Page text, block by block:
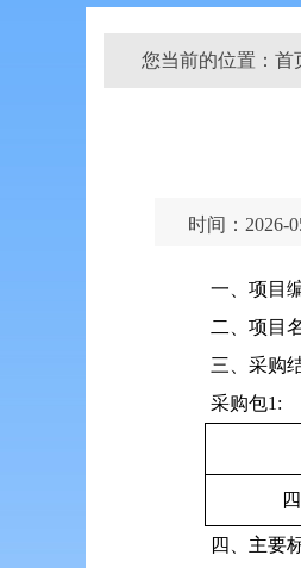
您当前的位置： 首
时间：2026-
一、项目
二、项目
三、采购
采购包1:
四、主要